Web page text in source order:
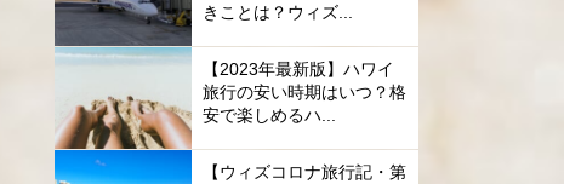
きことは？ウィズ...
【2023年最新版】ハワイ
旅行の安い時期はいつ？格
安で楽しめるハ...
【ウィズコロナ旅行記・第